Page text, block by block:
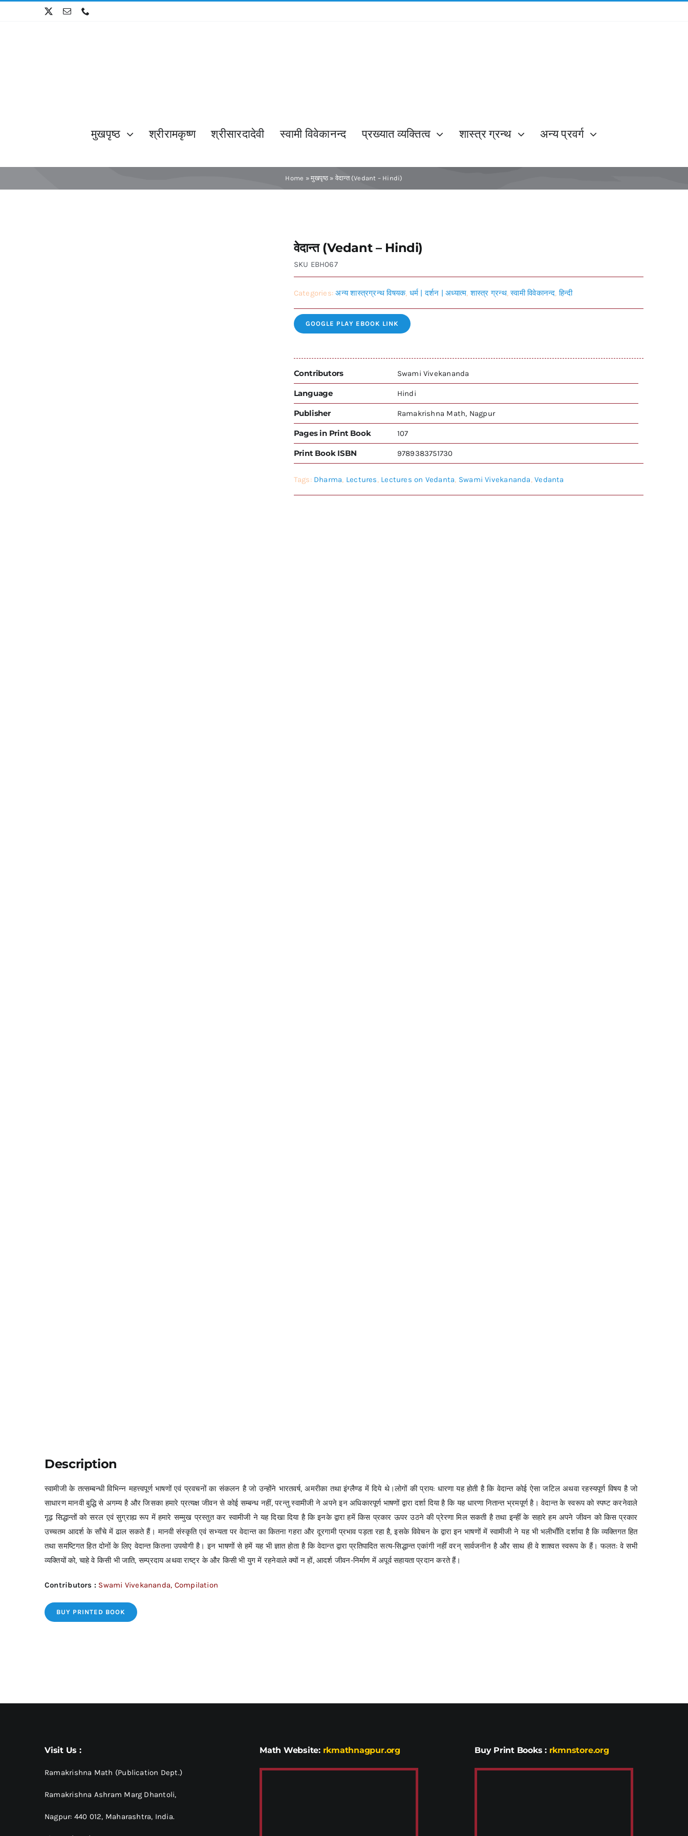
मुखपृष्ठ श्रीरामकृष्ण श्रीसारदादेवी स्वामी विवेकानन्द प्रख्यात व्यक्तित्व शास्त्र ग्रन्थ अन्य प्रवर्ग
Home »मुखपृष्ठ » वेदान्त (Vedant – Hindi)
वेदान्त (Vedant – Hindi)
SKU EBH067
Categories:अन्य शास्त्रग्रन्थ विषयक, धर्म | दर्शन | अध्यात्म,शास्त्र ग्रन्थ,स्वामी विवेकानन्द,हिन्दी
GOOGLE PLAY EBOOK LINK
Contributors Swami Vivekananda
Language Hindi
Publisher Ramakrishna Math, Nagpur
Pages in Print Book 107
Print Book ISBN 9789383751730
Tags: Dharma, Lectures, Lectures on Vedanta, Swami Vivekananda,Vedanta
Description
स्वामीजी के तत्सम्बन्धी विभिन्न महत्त्वपूर्ण भाषणों एवं प्रवचनों का संकलन है जो उन्होंने भारतवर्ष, अमरीका तथा इंग्लैण्ड में दिये थे।लोगों की प्राय: धारणा यह होती है कि वेदान्त कोई ऐसा जटिल अथवा रहस्यपूर्ण विषय है जो
साधारण मानवी बुद्धि से अगम्य है और जिसका हमारे प्रत्यक्ष जीवन से कोई सम्बन्ध नहीं, परन्तु स्वामीजी ने अपने इन अधिकारपूर्ण भाषणों द्वारा दर्शा दिया है कि यह धारणा नितान्त भ्रमपूर्ण है। वेदान्त के स्वरूप को स्पष्ट करनेवाले
गूढ़ सिद्धान्तों को सरल एवं सुग्राह्य रूप में हमारे सम्मुख प्रस्तुत कर स्वामीजी ने यह दिखा दिया है कि इनके द्वारा हमें किस प्रकार ऊपर उठने की प्रेरणा मिल सकती है तथा इन्हीं के सहारे हम अपने जीवन को किस प्रकार
उच्चतम आदर्श के साँचे में ढाल सकते हैं। मानवी संस्कृति एवं सभ्यता पर वेदान्त का कितना गहरा और दूरगामी प्रभाव पड़ता रहा है, इसके विवेचन के द्वारा इन भाषणों में स्वामीजी ने यह भी भलीभाँति दर्शाया है कि व्यक्तिगत हित
तथा समष्टिगत हित दोनों के लिए वेदान्त कितना उपयोगी है। इन भाषणों से हमें यह भी ज्ञात होता है कि वेदान्त द्वारा प्रतिपादित सत्य-सिद्धान्त एकांगी नहीं वरन् सार्वजनीन है और साथ ही वे शाश्वत स्वरूप के हैं। फलत: वे सभी
व्यक्तियों को, चाहे वे किसी भी जाति, सम्प्रदाय अथवा राष्ट्र के और किसी भी युग में रहनेवाले क्यों न हों, आदर्श जीवन-निर्माण में अपूर्व सहायता प्रदान करते हैं।
Contributors : Swami Vivekananda, Compilation
BUY PRINTED BOOK
Visit Us :
Ramakrishna Math (Publication Dept.)
Ramakrishna Ashram Marg Dhantoli,
Nagpur: 440 012, Maharashtra, India.
Math Website: rkmathnagpur.org Buy Print Books : rkmnstore.org